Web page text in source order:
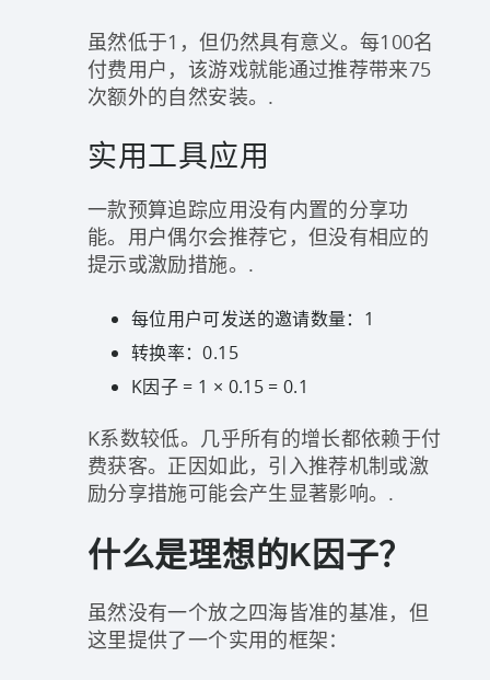
虽然低于1，但仍然具有意义。每100名
付费用户，该游戏就能通过推荐带来75
次额外的自然安装。.
实用工具应用
一款预算追踪应用没有内置的分享功
能。用户偶尔会推荐它，但没有相应的
提示或激励措施。.
每位用户可发送的邀请数量：1
转换率：0.15
K因子 = 1 × 0.15 = 0.1
K系数较低。几乎所有的增长都依赖于付
费获客。正因如此，引入推荐机制或激
励分享措施可能会产生显著影响。.
什么是理想的K因子？
虽然没有一个放之四海皆准的基准，但
这里提供了一个实用的框架：